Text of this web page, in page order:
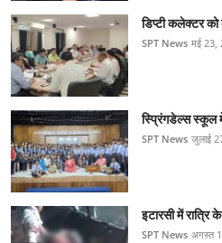
डिप्टी कलेक्टर
SPT News मई 23,
स्प्रिंगडेल्स स्कूल
SPT News जुलाई
इटारसी में
SPT News अगस्त